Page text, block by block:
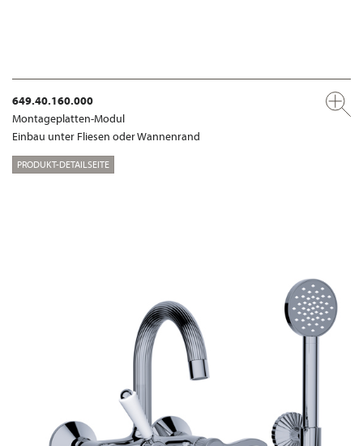
649.40.160.000
Montageplatten-Modul
Einbau unter Fliesen oder Wannenrand
PRODUKT-DETAILSEITE